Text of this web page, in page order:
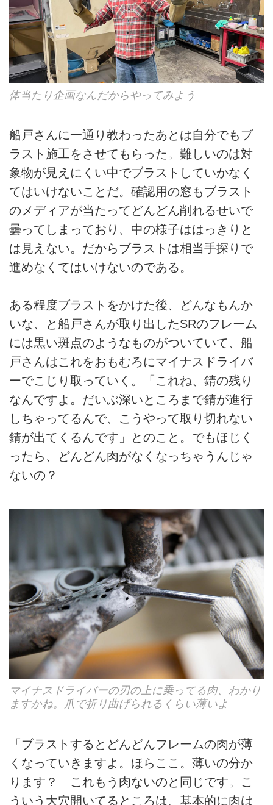
体当たり企画なんだからやってみよう
船戸さんに一通り教わったあとは自分でもブ
ラスト施工をさせてもらった。難しいのは対
象物が見えにくい中でブラストしていかなく
てはいけないことだ。確認用の窓もブラスト
のメディアが当たってどんどん削れるせいで
曇ってしまっており、中の様子ははっきりと
は見えない。だからブラストは相当手探りで
進めなくてはいけないのである。
ある程度ブラストをかけた後、どんなもんか
いな、と船戸さんが取り出したSRのフレーム
には黒い斑点のようなものがついていて、船
戸さんはこれをおもむろにマイナスドライバ
ーでこじり取っていく。「これね、錆の残り
なんですよ。だいぶ深いところまで錆が進行
しちゃってるんで、こうやって取り切れない
錆が出てくるんです」とのこと。でもほじく
ったら、どんどん肉がなくなっちゃうんじゃ
ないの？
マイナスドライバーの刃の上に乗ってる肉、わかり
ますかね。爪で折り曲げられるくらい薄いよ
「ブラストするとどんどんフレームの肉が薄
くなっていきますよ。ほらここ。薄いの分か
ります？ これもう肉ないのと同じです。こ
ういう大穴開いてるところは、基本的に肉は